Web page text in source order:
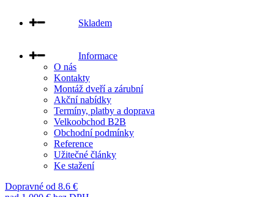
Skladem
Informace
O nás
Kontakty
Montáž dveří a zárubní
Akční nabídky
Termíny, platby a doprava
Velkoobchod B2B
Obchodní podmínky
Reference
Užitečné články
Ke stažení
Dopravné od 8.6 €